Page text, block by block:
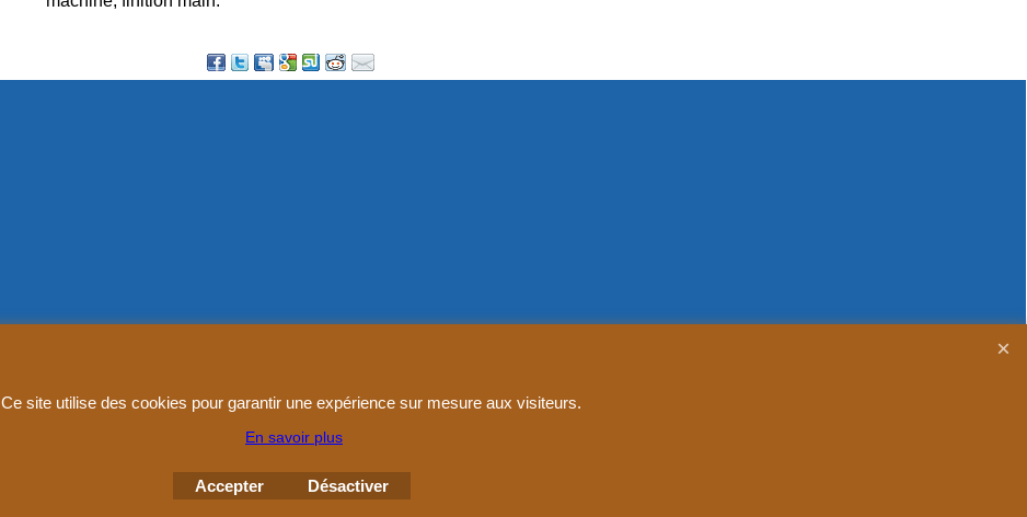
Ce site utilise des cookies pour garantir une expérience sur mesure aux visiteurs.
En savoir plus
Accepter Désactiver